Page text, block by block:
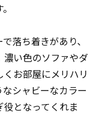
落ち着きがあり、
い色のソファやダ
お部屋にメリハリ
シャビーなカラー
となってくれま